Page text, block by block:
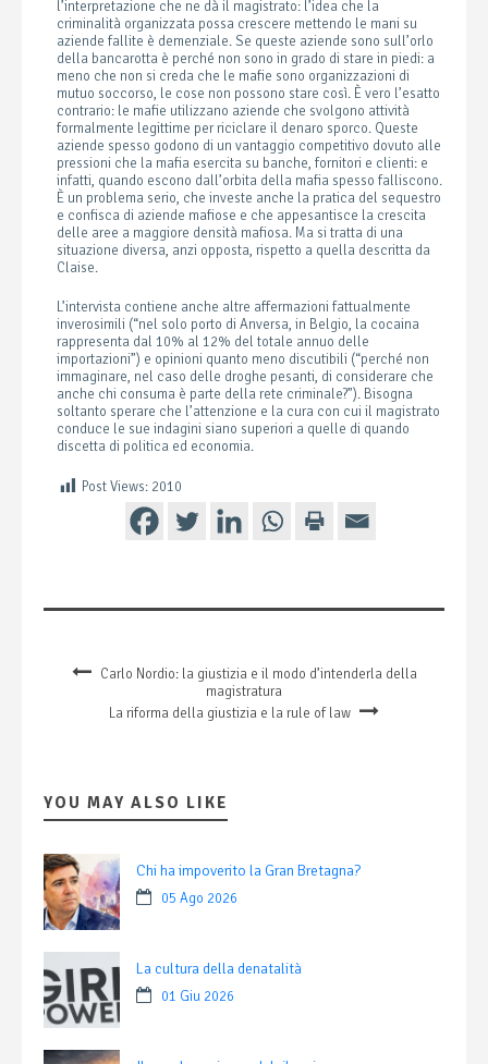
l’interpretazione che ne dà il magistrato: l’idea che la
criminalità organizzata possa crescere mettendo le mani su
aziende fallite è demenziale. Se queste aziende sono sull’orlo
della bancarotta è perché non sono in grado di stare in piedi: a
meno che non si creda che le mafie sono organizzazioni di
mutuo soccorso, le cose non possono stare così. È vero l’esatto
contrario: le mafie utilizzano aziende che svolgono attività
formalmente legittime per riciclare il denaro sporco. Queste
aziende spesso godono di un vantaggio competitivo dovuto alle
pressioni che la mafia esercita su banche, fornitori e clienti: e
infatti, quando escono dall’orbita della mafia spesso falliscono.
È un problema serio, che investe anche la pratica del sequestro
e confisca di aziende mafiose e che appesantisce la crescita
delle aree a maggiore densità mafiosa. Ma si tratta di una
situazione diversa, anzi opposta, rispetto a quella descritta da
Claise.
L’intervista contiene anche altre affermazioni fattualmente
inverosimili (“nel solo porto di Anversa, in Belgio, la cocaina
rappresenta dal 10% al 12% del totale annuo delle
importazioni”) e opinioni quanto meno discutibili (“perché non
immaginare, nel caso delle droghe pesanti, di considerare che
anche chi consuma è parte della rete criminale?”). Bisogna
soltanto sperare che l’attenzione e la cura con cui il magistrato
conduce le sue indagini siano superiori a quelle di quando
discetta di politica ed economia.
Post Views: 2010
Carlo Nordio: la giustizia e il modo d’intenderla della
magistratura
La riforma della giustizia e la rule of law
YOU MAY ALSO LIKE
Chi ha impoverito la Gran Bretagna?
05 Ago 2026
La cultura della denatalità
01 Giu 2026